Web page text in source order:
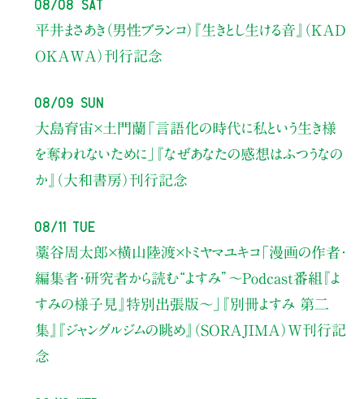
平井まさあき（男性ブランコ） 『生きとし生ける音』（KAD
OKAWA）刊行記念
08/09 Sun
大島育宙×土門蘭 「言語化の時代に私という生き様
を奪われないために」
『なぜあなたの感想はふつうなの
か』（大和書房）刊行記念
08/11 Tue
藁谷周太郎×横山陸渡×トミヤマユキコ「漫画の作者・
編集者・研究者から読む“よすみ” 〜Podcast番組『よ
すみの様子見』特別出張版〜」
『別冊よすみ 第二
集』『ジャングルジムの眺め』（SORAJIMA）W刊行記
念